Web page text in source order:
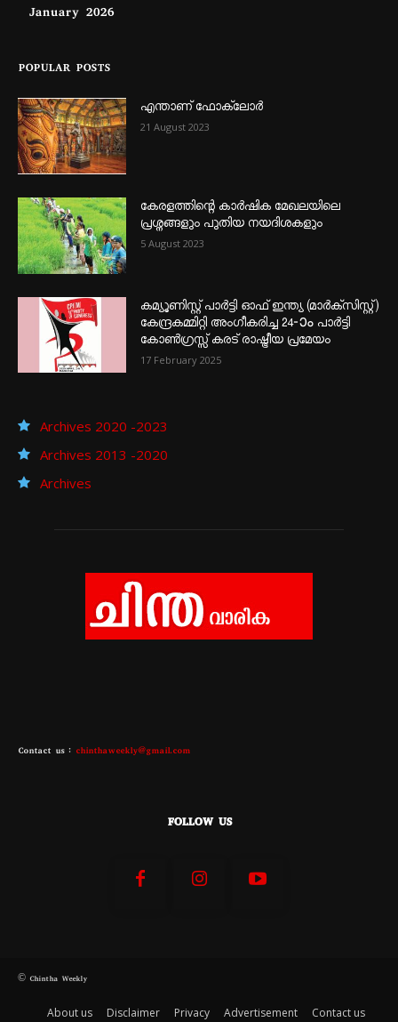
January 2026
POPULAR POSTS
എന്താണ്‌ ഫോക്‌ലോർ
21 August 2023
കേരളത്തിന്റെ കാർഷിക മേഖലയിലെ
പ്രശ്നങ്ങളും പുതിയ നയദിശകളും
5 August 2023
കമ്യൂണിസ്റ്റ് പാർട്ടി ഓഫ് ഇന്ത്യ (മാർക്സിസ്റ്റ്)
കേന്ദ്രകമ്മിറ്റി അംഗീകരിച്ച 24‐ാം പാർട്ടി
കോൺഗ്രസ്സ് കരട് രാഷ്ട്രീയ പ്രമേയം
17 February 2025
Archives 2020 -2023
Archives 2013 -2020
Archives
Contact us : chinthaweekly@gmail.com
FOLLOW US
© Chintha Weekly
About us Disclaimer Privacy Advertisement Contact us